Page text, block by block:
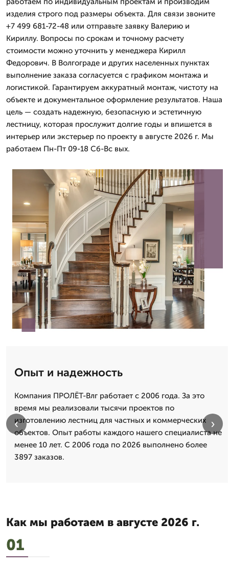
изделия строго под размеры объекта. Для связи звоните
+7 499 681-72-48 или отправьте заявку Валерию и
Кириллу. Вопросы по срокам и точному расчету
стоимости можно уточнить у менеджера Кирилл
Федорович. В Волгограде и других населенных пунктах
выполнение заказа согласуется с графиком монтажа и
логистикой. Гарантируем аккуратный монтаж, чистоту на
объекте и документальное оформление результатов. Наша
цель — создать надежную, безопасную и эстетичную
лестницу, которая прослужит долгие годы и впишется в
интерьер или экстерьер по проекту в августе 2026 г. Мы
работаем Пн-Пт 09-18 Сб-Вс вых.
Опыт и надежность
Компания ПРОЛЁТ-Влг работает с 2006 года. За это
время мы реализовали тысячи проектов по
изготовлению лестниц для частных и коммерческих
объектов. Опыт работы каждого нашего специалиста не
менее 10 лет. С 2006 года по 2026 выполнено более
3897 заказов.
‹ ›
Как мы работаем в августе 2026 г.
01